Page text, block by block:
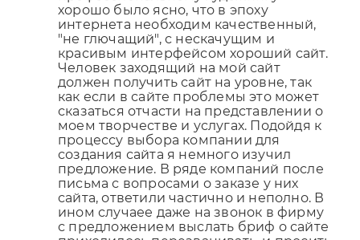
хорошо было ясно, что в эпоху
интернета необходим качественный,
"не глючащий", с нескачущим и
красивым интерфейсом хороший сайт.
Человек заходящий на мой сайт
должен получить сайт на уровне, так
как если в сайте проблемы это может
сказаться отчасти на представлении о
моем творчестве и услугах. Подойдя к
процессу выбора компании для
создания сайта я немного изучил
предложение. В ряде компаний после
письма с вопросами о заказе у них
сайта, ответили частично и неполно. В
ином случаее даже на звонок в фирму
с предложением выслать бриф о сайте